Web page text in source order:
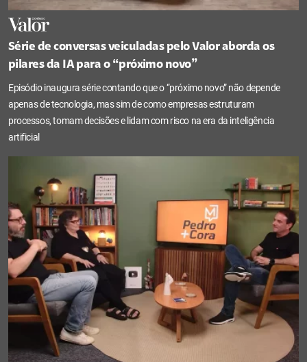
Série de conversas veiculadas pelo Valor aborda os
pilares da IA para o “próximo novo”
Episódio inaugura série contando que o “próximo novo” não depende
apenas de tecnologia, mas sim de como empresas estruturam
processos, tomam decisões e lidam com risco na era da inteligência
artificial